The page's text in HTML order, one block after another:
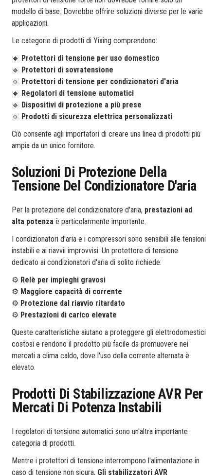
modello di base. Dovrebbe offrire soluzioni diverse per le varie
applicazioni.
Le categorie di prodotti di Yixing comprendono:
🔹 Protettori di tensione per uso domestico
🔹 Protettori di sovratensione
🔹 Protettori di tensione per condizionatori d'aria
🔹 Regolatori di tensione automatici
🔹 Dispositivi di protezione a più prese
🔹 Prodotti di sicurezza elettrica personalizzati
Ciò consente agli importatori di creare una linea di prodotti più
ampia da un unico fornitore.
Soluzioni Di Protezione Della
Tensione Del Condizionatore D'aria
Per la protezione del condizionatore d'aria, prestazioni ad
alta potenza è particolarmente importante.
I condizionatori d'aria e i compressori sono sensibili alle tensioni
instabili e ai riavvii improvvisi. Un protettore di tensione
dedicato ai condizionatori d'aria di solito richiede:
⚙️ Relè per impieghi gravosi
⚙️ Maggiore capacità di corrente
⚙️ Protezione dal riavvio ritardato
⚙️ Prestazioni di carico elevate
Queste caratteristiche aiutano a proteggere gli elettrodomestici
costosi e rendono il prodotto più facile da promuovere nei
mercati a clima caldo, dove l'uso della corrente alternata è
elevato.
Prodotti Di Stabilizzazione AVR Per
Mercati Di Potenza Instabili
I regolatori di tensione automatici sono un'altra importante
categoria di prodotti.
Mentre i protettori di tensione interrompono l'alimentazione in
caso di tensione non sicura, Gli stabilizzatori AVR